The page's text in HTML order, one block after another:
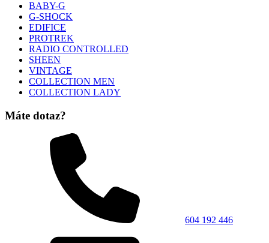
BABY-G
G-SHOCK
EDIFICE
PROTREK
RADIO CONTROLLED
SHEEN
VINTAGE
COLLECTION MEN
COLLECTION LADY
Máte dotaz?
604 192 446